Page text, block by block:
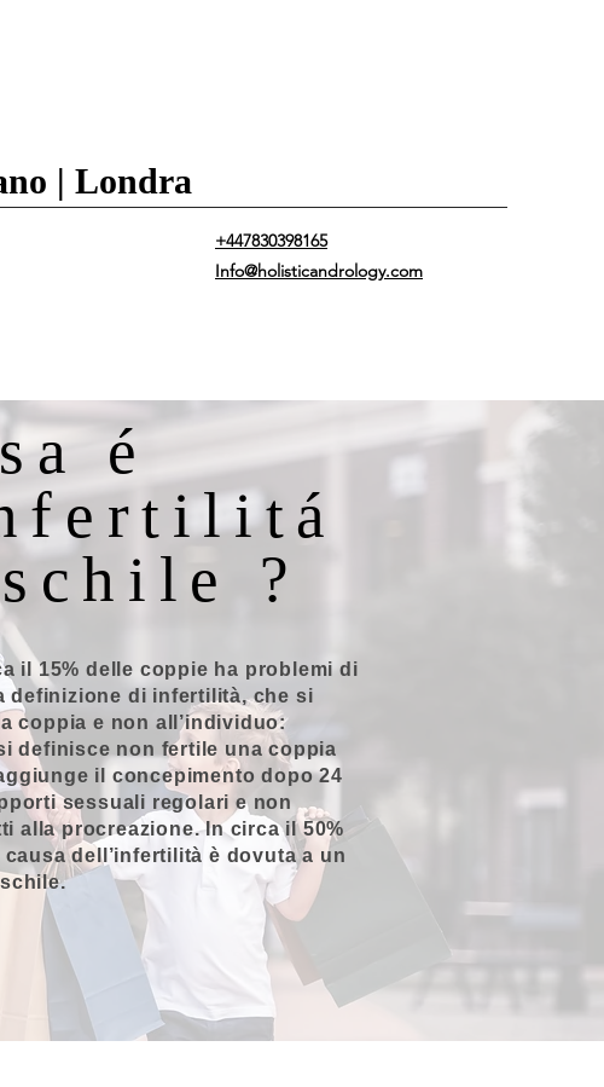
| Londra
+447830398165
Info@holisticandrology.com
é
?
il 15% delle coppie ha problemi di
definizione di infertilità, che si
coppia e non all’individuo:
definisce non fertile una coppia
il concepimento dopo 24
sessuali regolari e non
alla procreazione. In circa il 50%
dell’infertilità è dovuta a un